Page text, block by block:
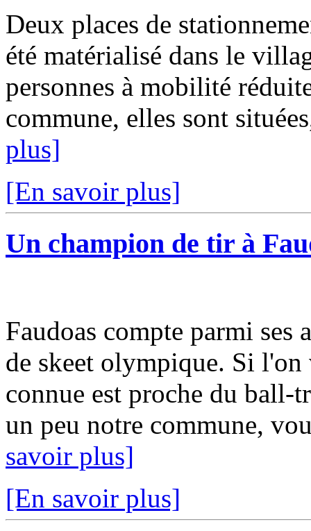
Deux places de
été matérialisé dans le
personnes à mobilité
commune, elles sont
plus]
[En savoir plus]
Un champion de tir à
Faudoas compte parmi ses
de skeet olympique. Si
connue est proche du ball-
un peu notre commune,
savoir plus]
[En savoir plus]